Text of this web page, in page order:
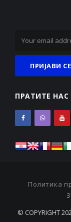
ПРАТИТЕ НАС
Политика
© COPYRIGHT